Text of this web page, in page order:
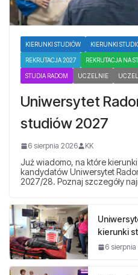
KIERUNKI STUDIÓW KIERUNKI
REKRUTACJA 2027 REKRUTACJA NA
STUDIA RADOM UCZELNIE
Uniwersytet
studiów 2027
6 sierpnia 2026 KK
Już wiadomo, na które
kandydatów Uniwersytet
2027/28. Poznaj szczegóły
kierunki
6